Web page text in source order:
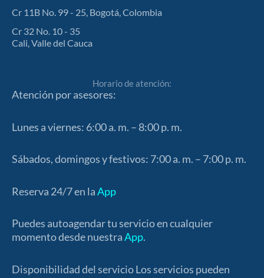
Cr 11B No. 99 - 25, Bogotá, Colombia
Cr 32 No. 10 - 35
Cali, Valle del Cauca
Horario de atención:
Atención por asesores:
Lunes a viernes: 6:00 a. m. – 8:00 p. m.
Sábados, domingos y festivos: 7:00 a. m. – 7:00 p. m.
Reserva 24/7 en laApp
Puedes autoagendar tu servicio en cualquier
momento desde nuestraApp.
Disponibilidad del servicio Los servicios pueden